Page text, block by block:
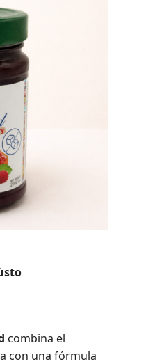
combina el
con una fórmula